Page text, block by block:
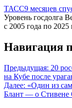
ТАСС9 месяцев
Уровень госдолга
с 2005 года по 2025
Навигация
Предыдущая: 20
на Кубе после
Далее: «Один из
Блант — о Стивене